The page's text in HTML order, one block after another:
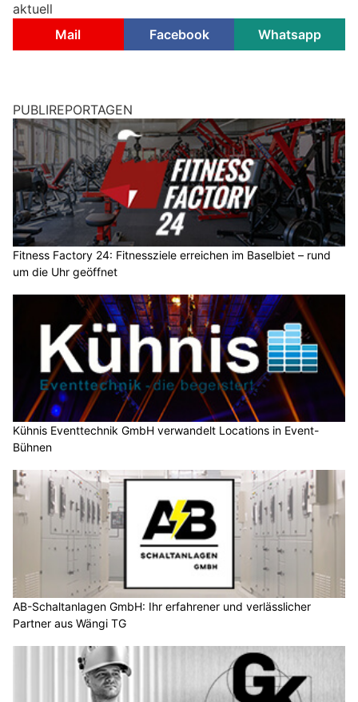
aktuell
Mail
Facebook Whatsapp
PUBLIREPORTAGEN
Fitness Factory 24: Fitnessziele erreichen im Baselbiet – rund
um die Uhr geöffnet
Kühnis Eventtechnik GmbH verwandelt Locations in Event-
Bühnen
AB-Schaltanlagen GmbH: Ihr erfahrener und verlässlicher
Partner aus Wängi TG